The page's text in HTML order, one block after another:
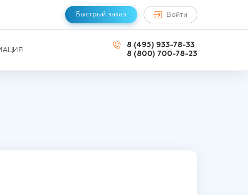
Быстрый заказ Войти
8 (495) 933-78-33
8 (800) 700-78-23